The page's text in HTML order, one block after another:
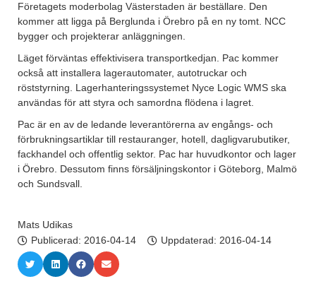
Företagets moderbolag Västerstaden är beställare. Den
kommer att ligga på Berglunda i Örebro på en ny tomt. NCC
bygger och projekterar anläggningen.
Läget förväntas effektivisera transportkedjan. Pac kommer
också att installera lagerautomater, autotruckar och
röststyrning. Lagerhanteringssystemet Nyce Logic WMS ska
användas för att styra och samordna flödena i lagret.
Pac är en av de ledande leverantörerna av engångs- och
förbrukningsartiklar till restauranger, hotell, dagligvarubutiker,
fackhandel och offentlig sektor. Pac har huvudkontor och lager
i Örebro. Dessutom finns försäljningskontor i Göteborg, Malmö
och Sundsvall.
Mats Udikas
Publicerad: 2016-04-14 Uppdaterad: 2016-04-14